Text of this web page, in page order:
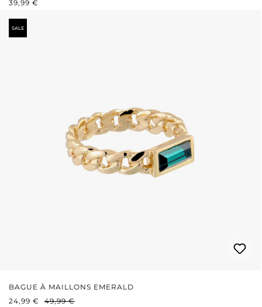
39,99 €
SALE
BAGUE À MAILLONS EMERALD
PRIX DE VENTE :
24,99 € PRIX RÉGULIER :
49,99 €